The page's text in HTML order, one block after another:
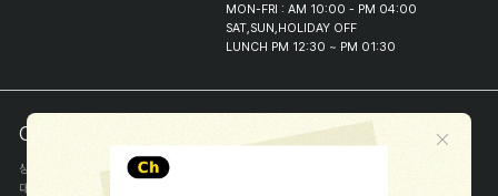
MON-FRI : AM 10:00 - PM 04:00
SAT,SUN,HOLIDAY OFF
LUNCH PM 12:30 ~ PM 01:30
COMPANY INFO
상호
(주)해피프린스
대표